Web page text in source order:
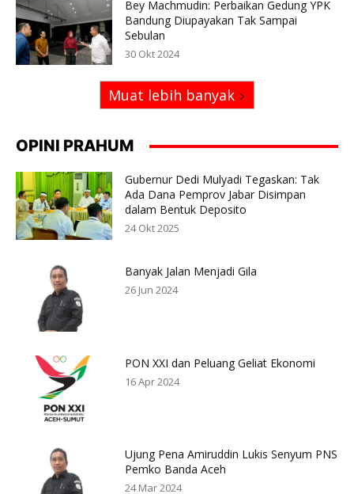
Bey Machmudin: Perbaikan Gedung YPK
Bandung Diupayakan Tak Sampai
Sebulan
30 Okt 2024
Muat lebih banyak
OPINI PRAHUM
Gubernur Dedi Mulyadi Tegaskan: Tak
Ada Dana Pemprov Jabar Disimpan
dalam Bentuk Deposito
24 Okt 2025
Banyak Jalan Menjadi Gila
26 Jun 2024
PON XXI dan Peluang Geliat Ekonomi
16 Apr 2024
Ujung Pena Amiruddin Lukis Senyum PNS
Pemko Banda Aceh
24 Mar 2024